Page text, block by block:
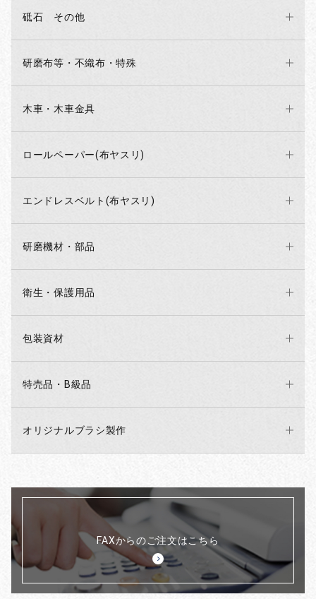
砥石 その他
研磨布等・不織布・特殊
木車・木車金具
ロールペーパー(布ヤスリ)
エンドレスベルト(布ヤスリ)
研磨機材・部品
衛生・保護用品
包装資材
特売品・B級品
オリジナルブラシ製作
FAXからのご注文はこちら